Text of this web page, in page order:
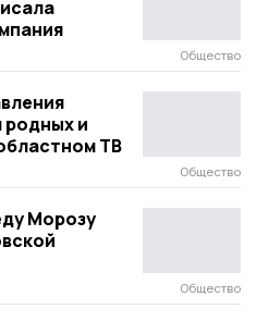
Общество
родных и
ТВ
Общество
Морозу
Общество